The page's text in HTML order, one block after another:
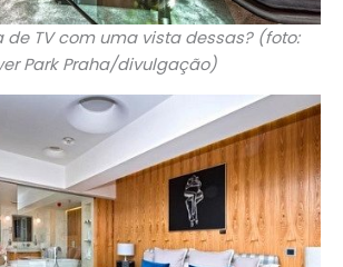
de TV com uma vista dessas? (foto:
Park Praha/divulgação)